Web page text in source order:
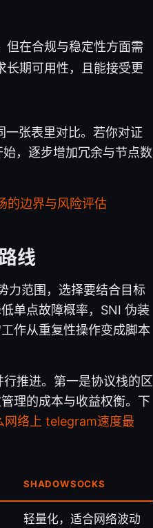
但在合规与稳定性方面需
长期可用性，且能接受更
张表里对比。若你对证
，逐步增加冗余与节点数
的边界与风险评估
线
力范围，选择要结合目标
单点故障概率，SNI 伪装
作从重复性操作变成脚本
推进。第一是协议栈的区
理的成本与收益权衡。下
网络上 telegram速度最
SHADOWSOCKS
轻量化，适合网络波动